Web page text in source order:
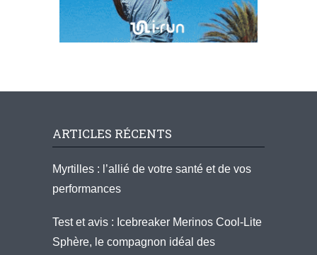
ARTICLES RÉCENTS
Myrtilles : l’allié de votre santé et de vos
performances
Test et avis : Icebreaker Merinos Cool-Lite
Sphère, le compagnon idéal des